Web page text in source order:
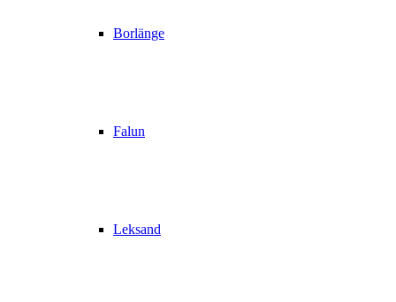
Borlänge
Falun
Leksand